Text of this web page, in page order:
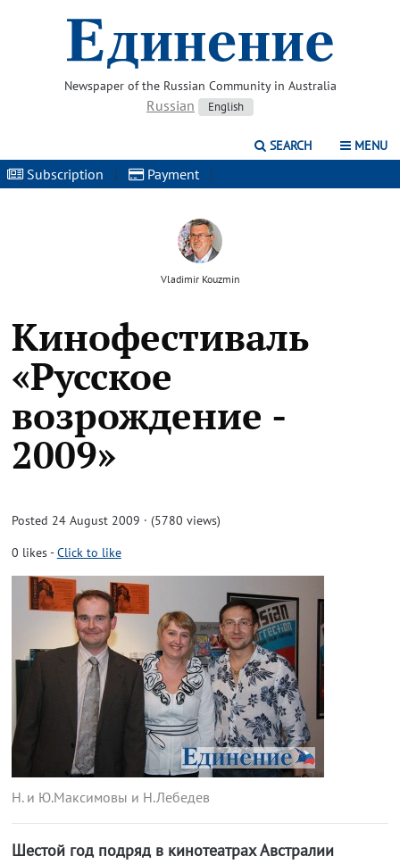
Newspaper of the Russian Community in Australia
Russian English
SEARCH MENU
Subscription | Payment |
Vladimir Kouzmin
Кинофестиваль
«Русское
возрождение -
2009»
Posted 24 August 2009 · (5780 views)
0 likes-Click to like
Н. и Ю.Максимовы и Н.Лебедев
Шестой год подряд в кинотеатрах Австралии